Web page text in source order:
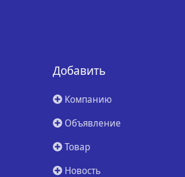
Добавить
Компанию
Объявление
Товар
Новость